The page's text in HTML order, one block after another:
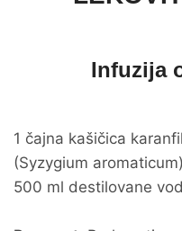
Infuzija
1 čajna kašičica
(Syzygium aromaticum)
500 ml destilovane